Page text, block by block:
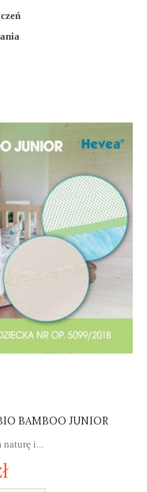
BAMBOO JUNIOR
naturę i...